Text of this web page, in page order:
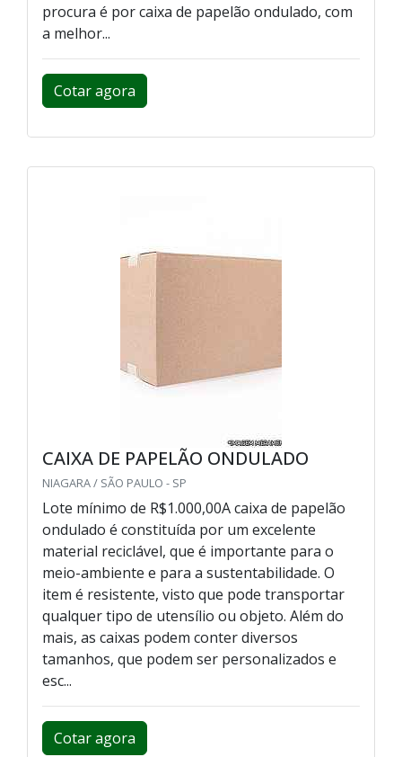
procura é por caixa de papelão ondulado, com
a melhor...
Cotar agora
CAIXA DE PAPELÃO ONDULADO
NIAGARA / SÃO PAULO - SP
Lote mínimo de R$1.000,00A caixa de papelão
ondulado é constituída por um excelente
material reciclável, que é importante para o
meio-ambiente e para a sustentabilidade. O
item é resistente, visto que pode transportar
qualquer tipo de utensílio ou objeto. Além do
mais, as caixas podem conter diversos
tamanhos, que podem ser personalizados e
esc...
Cotar agora